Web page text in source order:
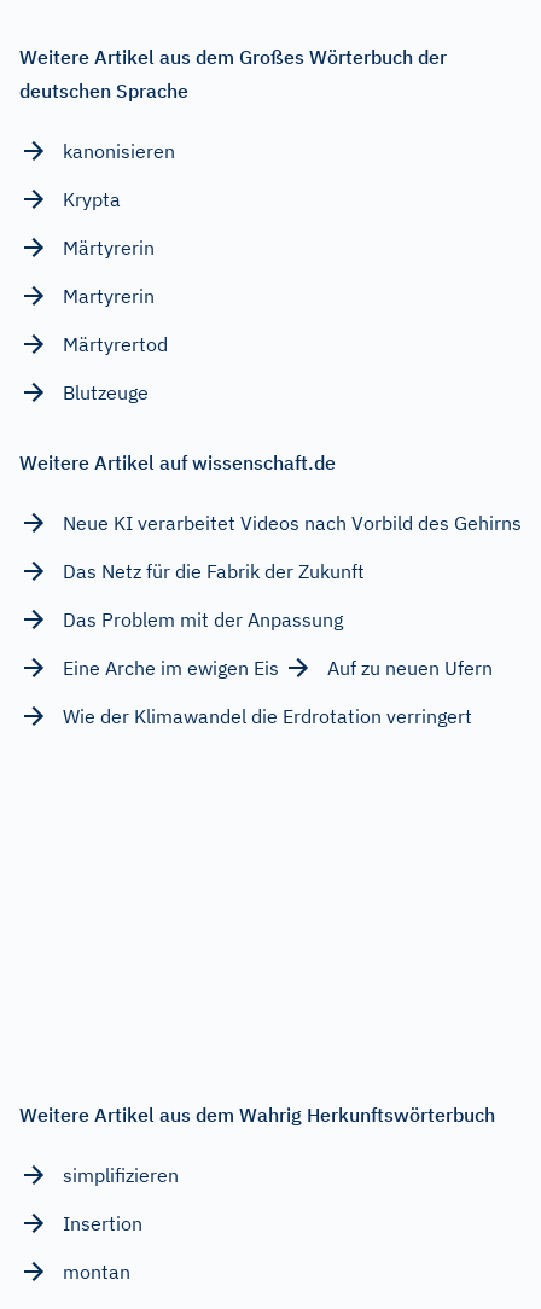
Weitere Artikel aus dem Großes Wörterbuch der
deutschen Sprache
kanonisieren
Krypta
Märtyrerin
Martyrerin
Märtyrertod
Blutzeuge
Weitere Artikel auf wissenschaft.de
Neue KI verarbeitet Videos nach Vorbild des Gehirns
Das Netz für die Fabrik der Zukunft
Das Problem mit der Anpassung
Eine Arche im ewigen Eis
Auf zu neuen Ufern
Wie der Klimawandel die Erdrotation verringert
Weitere Artikel aus dem Wahrig Herkunftswörterbuch
simplifizieren
Insertion
montan